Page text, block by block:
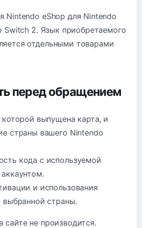
Nintendo eShop для Nintendo
Switch 2. Язык приобретаемого
отдельными товарами
перед обращением
которой выпущена карта, и
страны вашего Nintendo
кода с используемой
и использования
выбранной страны.
сайте не производится.